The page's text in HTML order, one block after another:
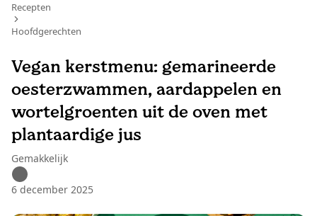
Recepten
Hoofdgerechten
Vegan kerstmenu: gemarineerde
oesterzwammen, aardappelen en
wortelgroenten uit de oven met
plantaardige jus
Gemakkelijk
6 december 2025